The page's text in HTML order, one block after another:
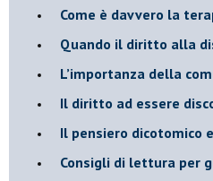
Come è davvero la
Quando il diritto alla
​L’importanza della
​Il diritto ad essere
​Il pensiero dicotomico
​Consigli di lettura per